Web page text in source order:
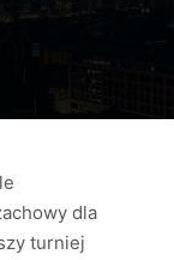
dla
turniej